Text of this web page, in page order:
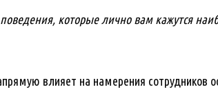
которые лично вам кажутся
влияет на намерения сотрудников